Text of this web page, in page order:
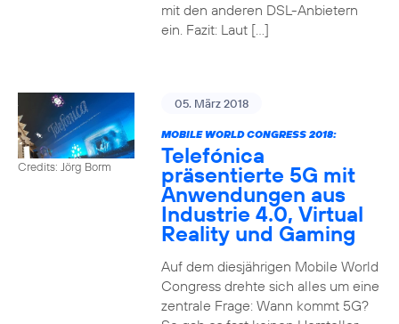
mit den anderen DSL-Anbietern
ein. Fazit: Laut […]
Credits: Jörg Borm
05. März 2018
MOBILE WORLD CONGRESS 2018:
Telefónica
präsentierte 5G mit
Anwendungen aus
Industrie 4.0, Virtual
Reality und Gaming
Auf dem diesjährigen Mobile World
Congress drehte sich alles um eine
zentrale Frage: Wann kommt 5G?